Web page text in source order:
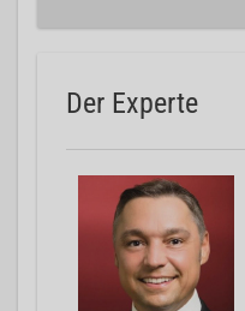
Der Experte